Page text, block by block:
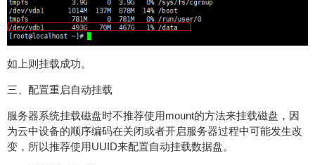
如上则挂载成功。
三、配置重启自动挂载
服务器系统挂载磁盘时不推荐使用mount的方法来挂载磁盘，因
为云中设备的顺序编码在关闭或者开启服务器过程中可能发生改
变，所以推荐使用UUID来配置自动挂载数据盘。